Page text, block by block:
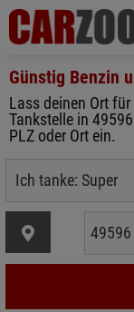
Günstig Benzin
Lass deinen Ort
Tankstelle in
PLZ oder Ort ein.